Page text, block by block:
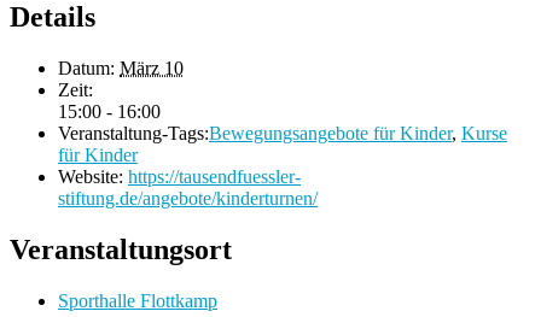
Details
Datum: März 10
Zeit:
15:00 - 16:00
Veranstaltung-Tags:Bewegungsangebote für Kinder, Kurse
für Kinder
Website: https://tausendfuessler-
stiftung.de/angebote/kinderturnen/
Veranstaltungsort
Sporthalle Flottkamp